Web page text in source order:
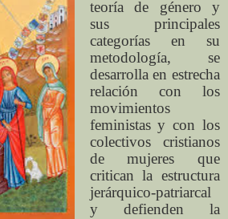
teoría de género y
sus principales
categorías en su
metodología, se
desarrolla en estrecha
relación con los
movimientos
feministas y con los
colectivos cristianos
de mujeres que
critican la estructura
jerárquico-patriarcal
y defienden la